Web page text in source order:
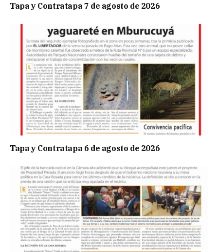
Tapa y Contratapa 7 de agosto de 2026
Tapa y Contratapa 6 de agosto de 2026